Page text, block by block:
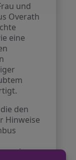
und
Overath
eine
den
Hinweise
ein